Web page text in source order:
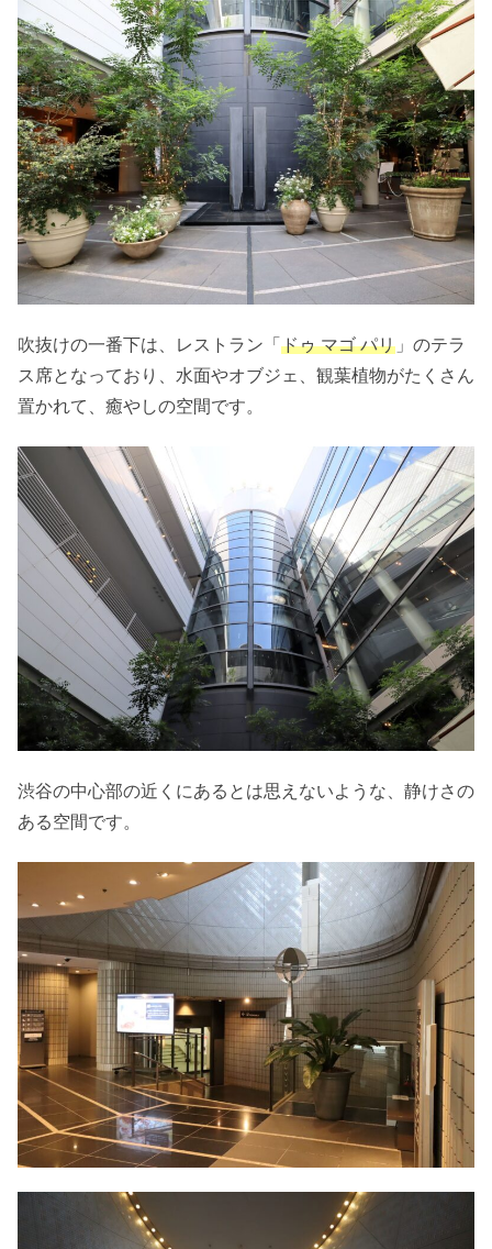
吹抜けの一番下は、レストラン「 ドゥ マゴ パリ 」のテラ
ス席となっており、水面やオブジェ、観葉植物がたくさん
置かれて、癒やしの空間です。
渋谷の中心部の近くにあるとは思えないような、静けさの
ある空間です。